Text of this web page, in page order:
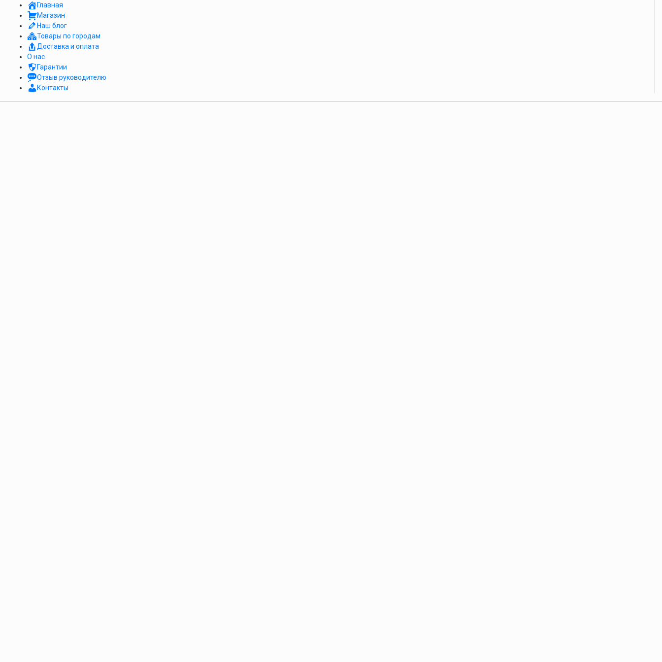
Главная
Магазин
Наш блог
Товары по городам
Доставка и оплата
О нас
Гарантии
Отзыв руководителю
Контакты